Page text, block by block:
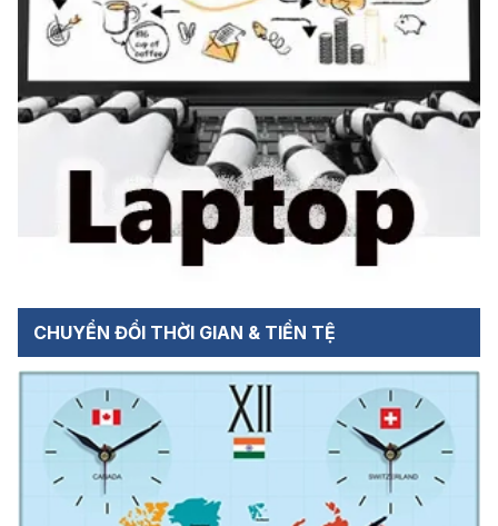
CHUYỂN ĐỔI THỜI GIAN & TIỀN TỆ